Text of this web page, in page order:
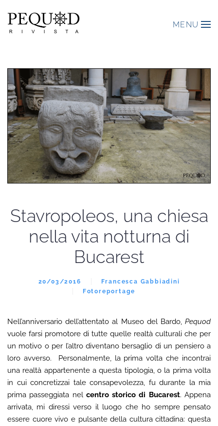
MENU
Stavropoleos, una chiesa
nella vita notturna di
Bucarest
20/03/2016
Francesca Gabbiadini
Fotoreportage
Nell’anniversario dell’attentato al Museo del Bardo, Pequod
vuole farsi promotore di tutte quelle realtà culturali che per
un motivo o per l’altro diventano bersaglio di un pensiero a
loro avverso. Personalmente, la prima volta che incontrai
una realtà appartenente a questa tipologia, o la prima volta
in cui concretizzai tale consapevolezza, fu durante la mia
prima passeggiata nel centro storico di Bucarest. Appena
arrivata, mi diressi verso il luogo che ho sempre pensato
essere cuore vivo e pulsante della cultura cittadina: questa